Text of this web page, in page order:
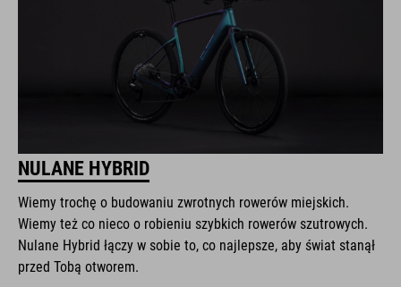
NULANE HYBRID
Wiemy trochę o budowaniu zwrotnych rowerów miejskich.
Wiemy też co nieco o robieniu szybkich rowerów szutrowych.
Nulane Hybrid łączy w sobie to, co najlepsze, aby świat stanął
przed Tobą otworem.